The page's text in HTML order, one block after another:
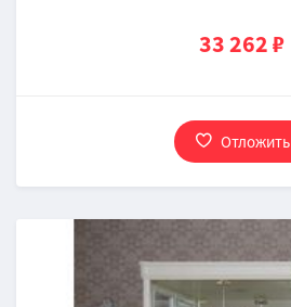
33 262 ₽
Отложить